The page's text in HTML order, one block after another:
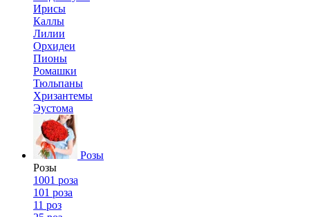
Ирисы
Каллы
Лилии
Орхидеи
Пионы
Ромашки
Тюльпаны
Хризантемы
Эустома
Розы
Розы
1001 роза
101 роза
11 роз